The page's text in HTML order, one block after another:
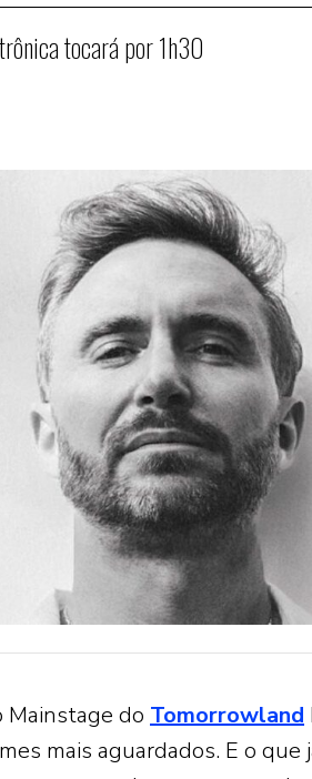
tocará por 1h30
Mainstage do Tomorrowland
mais aguardados. E o que